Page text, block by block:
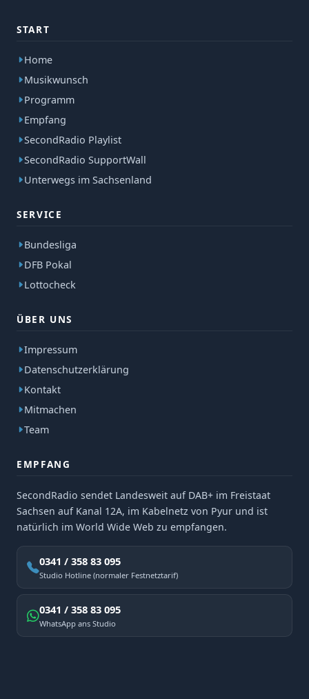
START
Home
Musikwunsch
Programm
Empfang
SecondRadio Playlist
SecondRadio SupportWall
Unterwegs im Sachsenland
SERVICE
Bundesliga
DFB Pokal
Lottocheck
ÜBER UNS
Impressum
Datenschutzerklärung
Kontakt
Mitmachen
Team
EMPFANG
SecondRadio sendet Landesweit auf DAB+ im Freistaat
Sachsen auf Kanal 12A, im Kabelnetz von Pyur und ist
natürlich im World Wide Web zu empfangen.
0341 / 358 83 095
Studio Hotline (normaler Festnetztarif)
0341 / 358 83 095
WhatsApp ans Studio